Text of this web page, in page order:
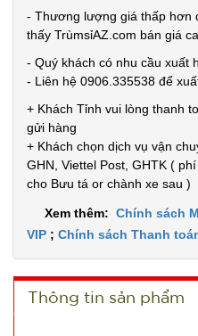
- Thương lượng giá thấp hơn
thấy TrùmsỉAZ.com bán giá
- Quý khách có nhu cầu xuất
- Liên hệ 0906.335538 để
+ Khách Tỉnh vui lòng thanh
gửi hàng
+ Khách chọn dịch vụ vận
GHN, Viettel Post, GHTK (
cho Bưu tá or chành xe sau )
Xem thêm: Chính sách
VIP ; Chính sách Thanh
Thông tin sản phẩm